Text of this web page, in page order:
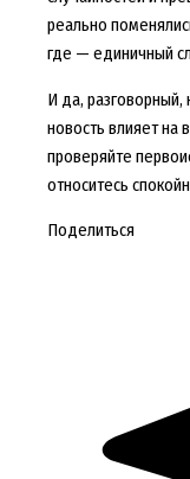
реально
где — единичный
И да, разговорный,
новость влияет на
проверяйте
относитесь
Поделиться